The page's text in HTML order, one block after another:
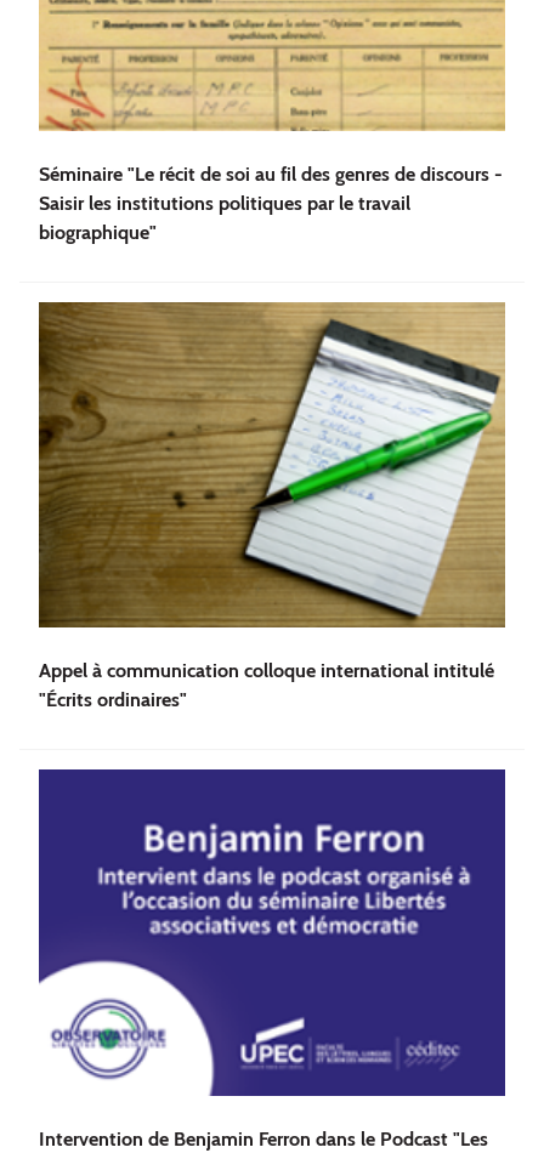
Séminaire "Le récit de soi au fil des genres de discours -
Saisir les institutions politiques par le travail
biographique"
Appel à communication colloque international intitulé
"Écrits ordinaires"
Intervention de Benjamin Ferron dans le Podcast "Les